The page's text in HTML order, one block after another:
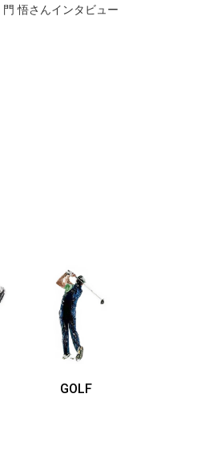
門 悟さんインタビュー
GOLF